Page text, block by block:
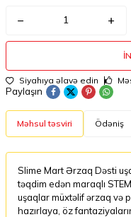
Siyahıya əlavə edin
Paylaşın
Məhsul təsviri Ödəniş
Slime Mart Ərzaq Dəsti
təqdim edən maraqlı
uşaqlar müxtəlif ərzaq və
hazırlaya, öz